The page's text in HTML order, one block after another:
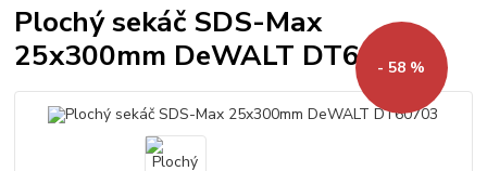
Plochý sekáč SDS-Max
25x300mm DeWALT DT60703
- 58 %